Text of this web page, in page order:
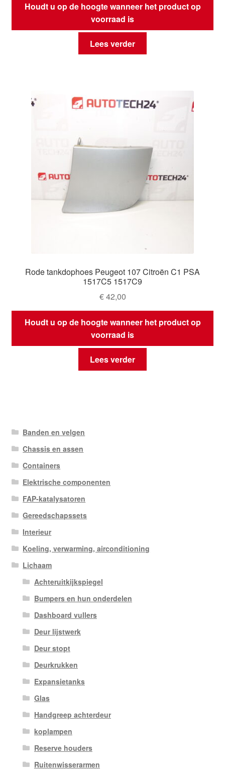
Houdt u op de hoogte wanneer het product op
voorraad is
Lees verder
Rode tankdophoes Peugeot 107 Citroën C1 PSA
1517C5 1517C9
€42,00
Houdt u op de hoogte wanneer het product op
voorraad is
Lees verder
Banden en velgen
Chassis en assen
Containers
Elektrische componenten
FAP-katalysatoren
Gereedschapssets
Interieur
Koeling, verwarming, airconditioning
Lichaam
Achteruitkijkspiegel
Bumpers en hun onderdelen
Dashboard vullers
Deur lijstwerk
Deur stopt
Deurkrukken
Expansietanks
Glas
Handgreep achterdeur
koplampen
Reserve houders
Ruitenwisserarmen